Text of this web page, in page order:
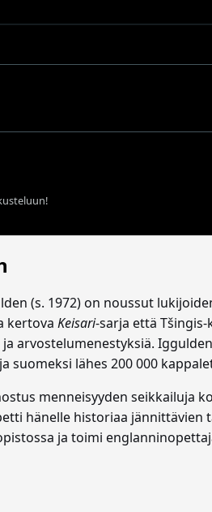
(s. 1972) on noussut
kertova Keisari-sarja että
arvostelumenestyksiä.
suomeksi lähes 200 000
menneisyyden seikkailuja
hänelle historiaa
ja toimi